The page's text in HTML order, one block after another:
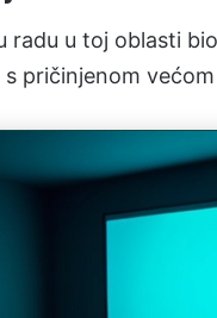
radu u toj oblasti
pričinjenom